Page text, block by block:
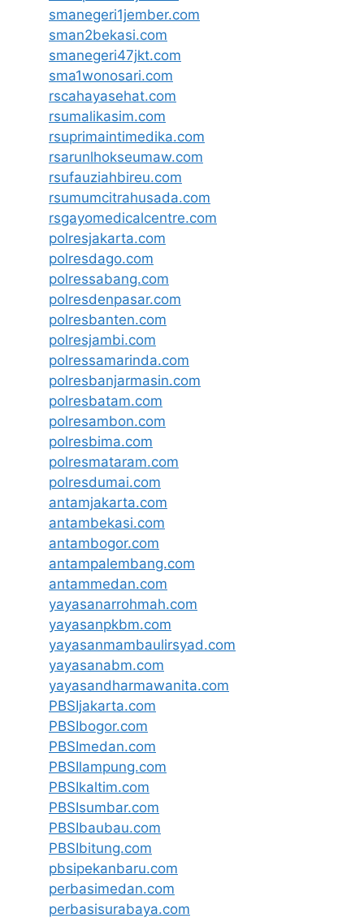
smanegeri1jember.com
sman2bekasi.com
smanegeri47jkt.com
sma1wonosari.com
rscahayasehat.com
rsumalikasim.com
rsuprimaintimedika.com
rsarunlhokseumaw.com
rsufauziahbireu.com
rsumumcitrahusada.com
rsgayomedicalcentre.com
polresjakarta.com
polresdago.com
polressabang.com
polresdenpasar.com
polresbanten.com
polresjambi.com
polressamarinda.com
polresbanjarmasin.com
polresbatam.com
polresambon.com
polresbima.com
polresmataram.com
polresdumai.com
antamjakarta.com
antambekasi.com
antambogor.com
antampalembang.com
antammedan.com
yayasanarrohmah.com
yayasanpkbm.com
yayasanmambaulirsyad.com
yayasanabm.com
yayasandharmawanita.com
PBSIjakarta.com
PBSIbogor.com
PBSImedan.com
PBSIlampung.com
PBSIkaltim.com
PBSIsumbar.com
PBSIbaubau.com
PBSIbitung.com
pbsipekanbaru.com
perbasimedan.com
perbasisurabaya.com